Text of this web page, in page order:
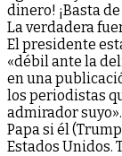
dinero! ¡Basta
La verdadera
El presidente
«débil ante la
en una
los periodistas
admirador
Papa si él
Estados Unidos.